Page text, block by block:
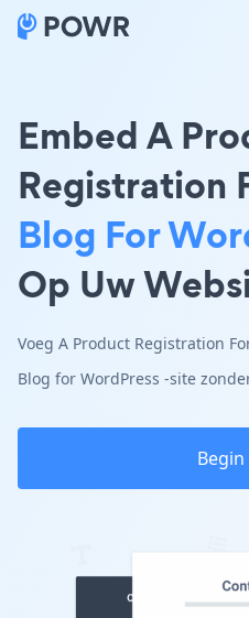
Embed A
Registration
Blog For
Op Uw
Voeg A Product Registration
Blog for WordPress -site